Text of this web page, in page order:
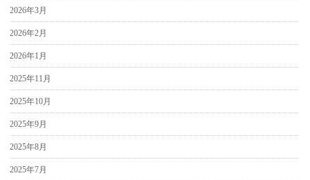
2026年3月
2026年2月
2026年1月
2025年11月
2025年10月
2025年9月
2025年8月
2025年7月